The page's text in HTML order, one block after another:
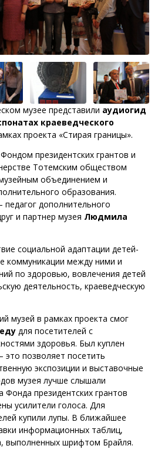
музее представили аудиогид
краеведческого
проекта «Стирая границы».
президентских грантов и
Тотемским обществом
объединением и
образования.
педагог дополнительного
и партнер музея Людмила
социальной адаптации детей-
коммуникации между ними и
по здоровью, вовлечения детей
деятельность, краеведческую
музей в рамках проекта смог
для посетителей с
здоровья. Был куплен
это позволяет посетить
экспозиции и выставочные
музея лучше слышали
Фонда президентских грантов
усилители голоса. Для
купили лупы. В ближайшее
информационных таблиц,
выполненных шрифтом Брайля.